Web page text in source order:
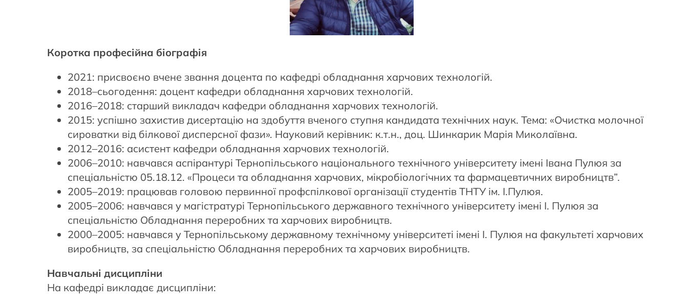
Коротка професійна біографія
2021: присвоєно вчене звання доцента по кафедрі обладнання харчових технологій.
2018–сьогодення: доцент кафедри обладнання харчових технологій.
2016–2018: старший викладач кафедри обладнання харчових технологій.
2015: успішно захистив дисертацію на здобуття вченого ступня кандидата технічних наук. Тема: «Очистка молочної
сироватки від білкової дисперсної фази». Науковий керівник: к.т.н., доц. Шинкарик Марія Миколаївна.
2012–2016: асистент кафедри обладнання харчових технологій.
2006–2010: навчався аспірантурі Тернопільського національного технічного університету імені Івана Пулюя за
спеціальністю 05.18.12. «Процеси та обладнання харчових, мікробіологічних та фармацевтичних виробництв”.
2005–2019: працював головою первинної профспілкової організації студентів ТНТУ ім. І.Пулюя.
2005–2006: навчався у магістратурі Тернопільського державного технічного університету імені І. Пулюя за
спеціальністю Обладнання переробних та харчових виробництв.
2000–2005: навчався у Тернопільському державному технічному університеті імені І. Пулюя на факультеті харчових
виробництв, за спеціальністю Обладнання переробних та харчових виробництв.
Навчальні дисципліни
На кафедрі викладає дисципліни: